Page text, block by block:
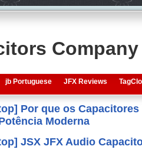
jb Portuguese JFX Reviews
Por que os
Moderna
JSX JFX Audio